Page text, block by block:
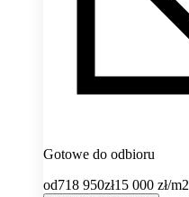
Gotowe do odbioru
od718 950zł15 000 zł/m2